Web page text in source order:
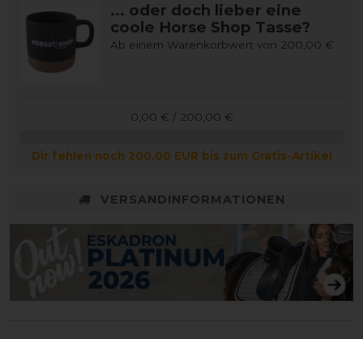
... oder doch lieber eine
coole Horse Shop Tasse?
Ab einem Warenkorbwert von 200,00 €
0,00 € / 200,00 €
Dir fehlen noch 200,00 EUR bis zum Gratis-Artikel
VERSANDINFORMATIONEN